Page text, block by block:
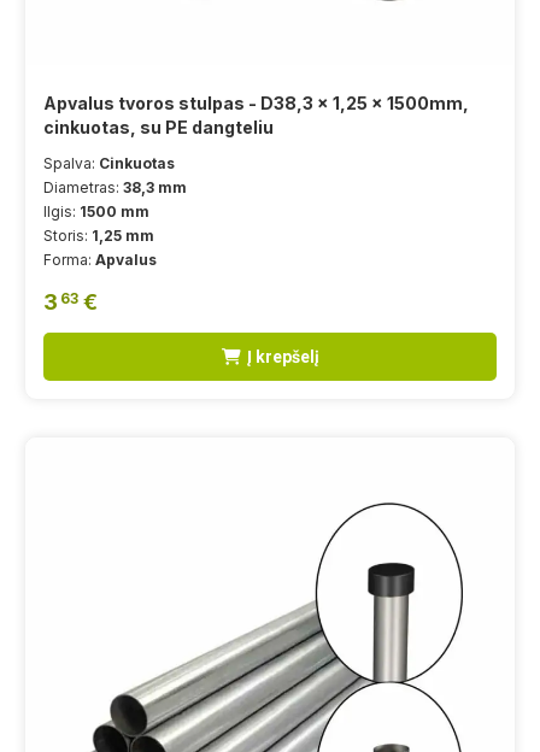
Apvalus tvoros stulpas - D38,3 x 1,25 x 1500mm,
cinkuotas, su PE dangteliu
Spalva: Cinkuotas
Diametras: 38,3 mm
Ilgis: 1500 mm
Storis: 1,25 mm
Forma: Apvalus
3 63 €
Į krepšelį